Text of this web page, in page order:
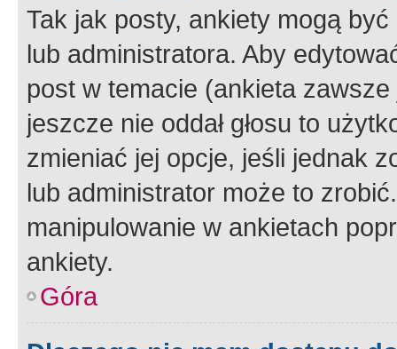
Tak jak posty, ankiety mogą
lub administratora. Aby
post w temacie (ankieta
jeszcze nie oddał głosu to
zmieniać jej opcje, jeśli jednak
lub administrator może to
manipulowanie w ankietach
ankiety.
Góra